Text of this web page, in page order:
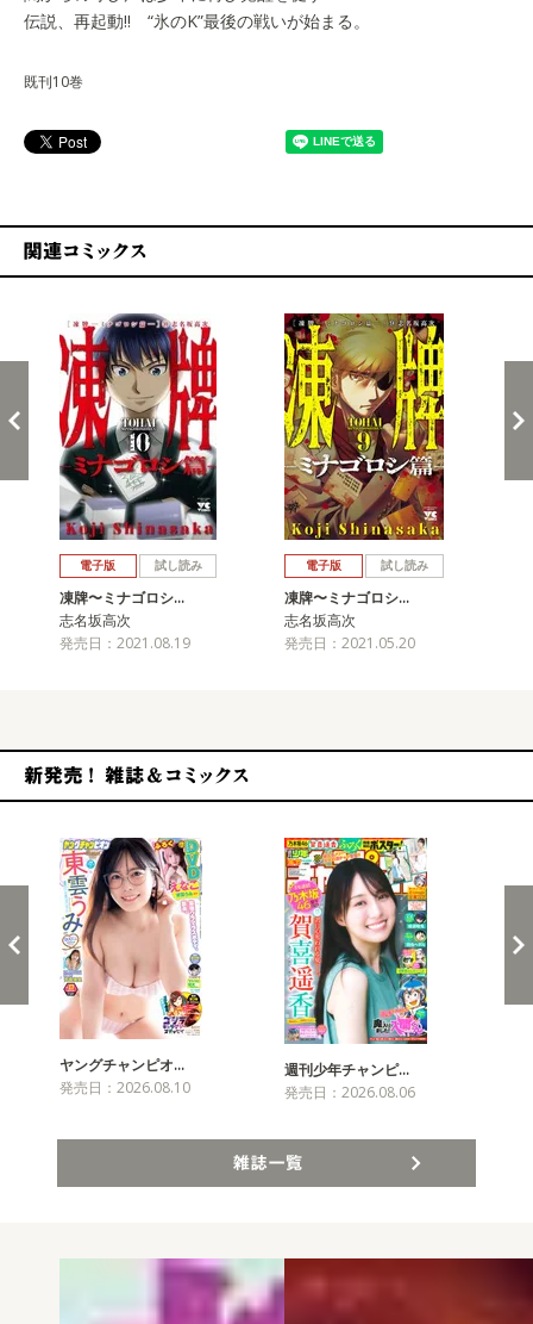
伝説、再起動!! “氷のK”最後の戦いが始まる。
既刊10巻
電子版 試し読み
凍牌〜ミナゴロシ…
志名坂高次
発売日：2021.08.19
電子版 試し読み
凍牌〜ミナゴロシ…
志名坂高次
発売日：2021.05.20
ヤングチャンピオ…
発売日：2026.08.10
週刊少年チャンピ…
発売日：2026.08.06